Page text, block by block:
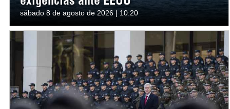
sábado 8 de agosto de 2026 | 10:20